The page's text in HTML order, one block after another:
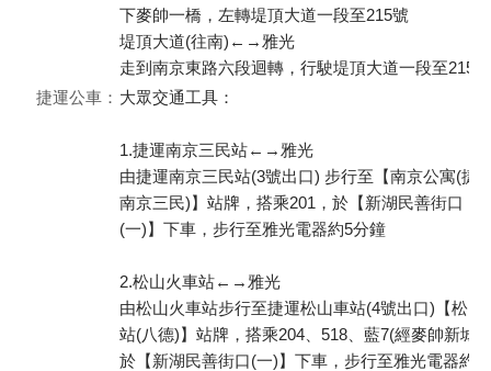
下麥帥一橋，左轉堤頂大道一段至215號
堤頂大道(往南)←→雅光
走到南京東路六段迴轉，行駛堤頂大道一段至215號
捷運公車： 大眾交通工具：
1.捷運南京三民站←→雅光
由捷運南京三民站(3號出口) 步行至【南京公寓(捷
南京三民)】站牌，搭乘201，於【新湖民善街口
(一)】下車，步行至雅光電器約5分鐘
2.松山火車站←→雅光
由松山火車站步行至捷運松山車站(4號出口)【松山
站(八德)】站牌，搭乘204、518、藍7(經麥帥新城)
於【新湖民善街口(一)】下車，步行至雅光電器約5